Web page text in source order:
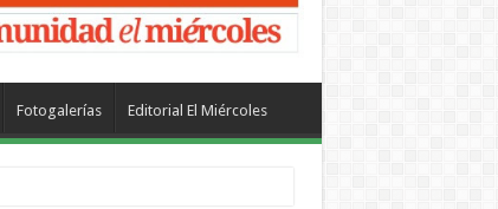
Fotogalerías Editorial El Miércoles